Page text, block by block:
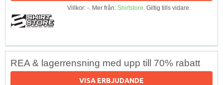
Villkor: -. Mer från: Shirtstore. Giltig tills vidare.
REA & lagerrensning med upp till 70% rabatt
VISA ERBJUDANDE